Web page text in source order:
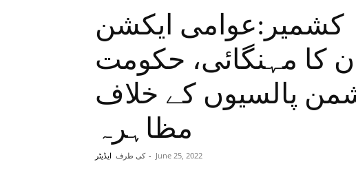
کشمیر:عوامی ایکشن
کا مہنگائی، حکومت
پالسیوں کے خلاف
مظاہرہ
کی طرف ایڈیٹر - June 25, 2022